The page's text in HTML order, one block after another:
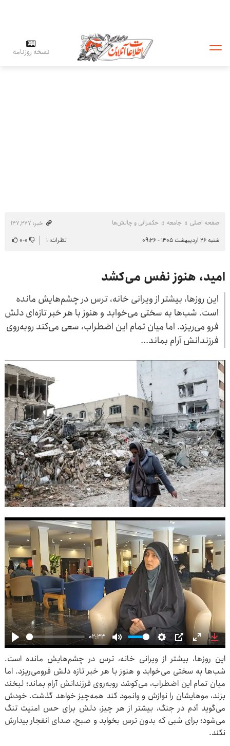
نسخه روزنامه
صفحه اصلی جامعه حکمرانی و چالش‌ها
خبر: ۱۴۷٬۲۷۷
شنبه ۲۶ اردیبهشت ۱۴۰۵ - ۰۹:۲۶
نظرات: ۱ ۰-۰
امید، هنوز نفس می‌کشد
این روزها، بیشتر از ویرانی خانه، ترس در چشم‌هایش مانده
است. شب‌ها به سختی می‌خوابد و هنوز با هر خبر تازه‌ای دلش
فرو می‌ریزد. اما میان تمام این اضطراب، سعی می‌کند روبه‌روی
فرزندانش آرام بماند...
Play
02:33
Mute Settings
PIP Enter
این روزها، بیشتر از ویرانی خانه، ترس در چشم‌هایش مانده است.
شب‌ها به سختی می‌خوابد و هنوز با هر خبر تازه دلش فرومی‌ریزد. اما
میان تمام این اضطراب، می‌کوشد روبه‌روی فرزندانش آرام بماند؛ لبخند
بزند، موهایشان را نوازش و وانمود کند همه‌چیز خواهد گذشت. خودش
می‌گوید آدم در جنگ، بیشتر از هر چیز، دلش برای حس امنیت تنگ
می‌شود؛ برای شبی که بدون ترس بخوابد و صبح، صدای انفجار بیدارش
نکند.